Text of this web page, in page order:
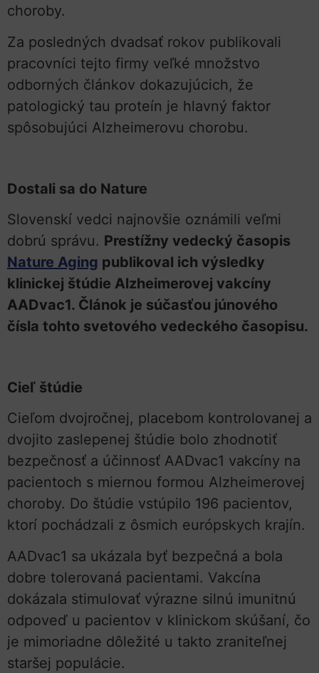
choroby.
Za posledných dvadsať rokov publikovali
pracovníci tejto firmy veľké množstvo
odborných článkov dokazujúcich, že
patologický tau proteín je hlavný faktor
spôsobujúci Alzheimerovu chorobu.
Dostali sa do Nature
Slovenskí vedci najnovšie oznámili veľmi
dobrú správu. Prestížny vedecký časopis
Nature Aging publikoval ich výsledky
klinickej štúdie Alzheimerovej vakcíny
AADvac1. Článok je súčasťou júnového
čísla tohto svetového vedeckého časopisu.
Cieľ štúdie
Cieľom dvojročnej, placebom kontrolovanej a
dvojito zaslepenej štúdie bolo zhodnotiť
bezpečnosť a účinnosť AADvac1 vakcíny na
pacientoch s miernou formou Alzheimerovej
choroby. Do štúdie vstúpilo 196 pacientov,
ktorí pochádzali z ôsmich európskych krajín.
AADvac1 sa ukázala byť bezpečná a bola
dobre tolerovaná pacientami. Vakcína
dokázala stimulovať výrazne silnú imunitnú
odpoveď u pacientov v klinickom skúšaní, čo
je mimoriadne dôležité u takto zraniteľnej
staršej populácie.